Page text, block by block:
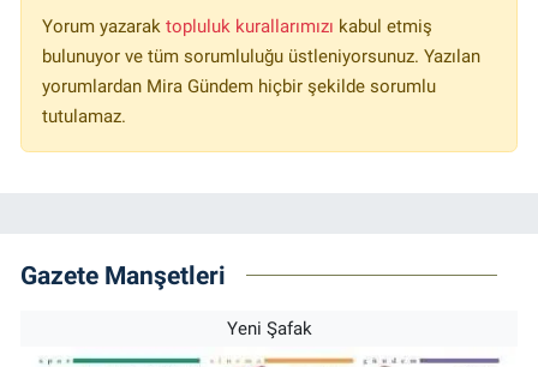
Yorum yazarak topluluk kurallarımızı kabul etmiş
bulunuyor ve tüm sorumluluğu üstleniyorsunuz. Yazılan
yorumlardan Mira Gündem hiçbir şekilde sorumlu
tutulamaz.
Gazete Manşetleri
Yeni Şafak